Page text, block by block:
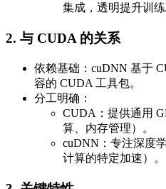
集成，透明提升训练
2. 与 CUDA 的关系​​
依赖基础​​：cuDNN 基于
容的 CUDA 工具包​​。
​​分工明确​​：
​​CUDA​​：提供通用
算、内存管理）。
​​cuDNN​​：专注深度
计算的特定加速）。